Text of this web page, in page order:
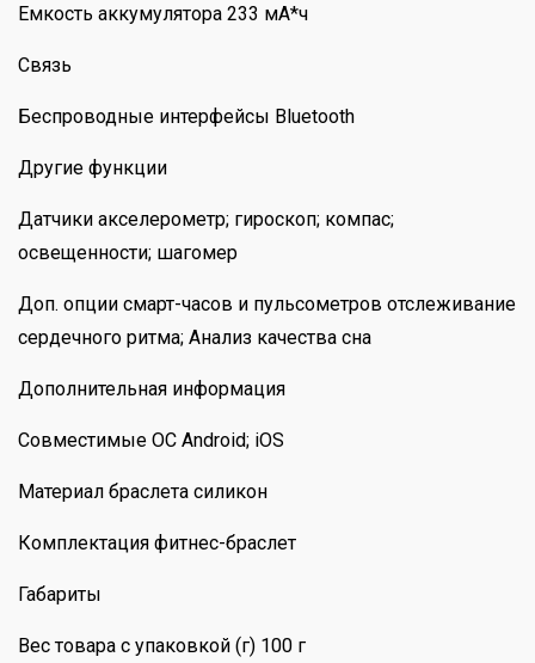
Емкость аккумулятора 233 мА*ч
Связь
Беспроводные интерфейсы Bluetooth
Другие функции
Датчики акселерометр; гироскоп; компас;
освещенности; шагомер
Доп. опции смарт-часов и пульсометров отслеживание
сердечного ритма; Анализ качества сна
Дополнительная информация
Совместимые ОС Android; iOS
Материал браслета силикон
Комплектация фитнес-браслет
Габариты
Вес товара с упаковкой (г) 100 г